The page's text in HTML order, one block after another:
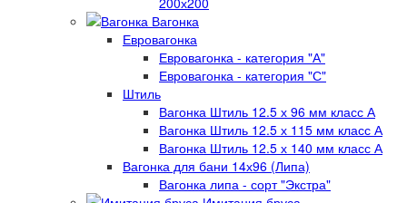
Вагонка
Евровагонка
Евровагонка - категория "А"
Евровагонка - категория "С"
Штиль
Вагонка Штиль 12.5 х 96 мм класс А
Вагонка Штиль 12.5 х 115 мм класс А
Вагонка Штиль 12.5 х 140 мм класс А
Вагонка для бани 14х96 (Липа)
Вагонка липа - сорт "Экстра"